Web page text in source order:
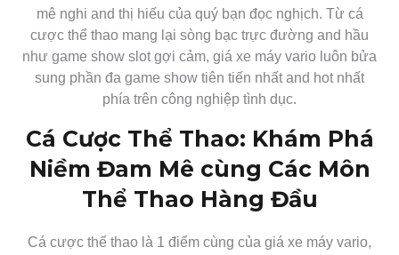
mê nghi and thị hiếu của quý bạn đọc nghịch. Từ cá
cược thể thao mang lại sòng bạc trực đường and hầu
như game show slot gợi cảm, giá xe máy vario luôn bửa
sung phần đa game show tiên tiến nhất and hot nhất
phía trên công nghiệp tình dục.
Cá Cược Thể Thao: Khám Phá
Niềm Đam Mê cùng Các Môn
Thể Thao Hàng Đầu
Cá cược thể thao là 1 điểm cùng của giá xe máy vario,